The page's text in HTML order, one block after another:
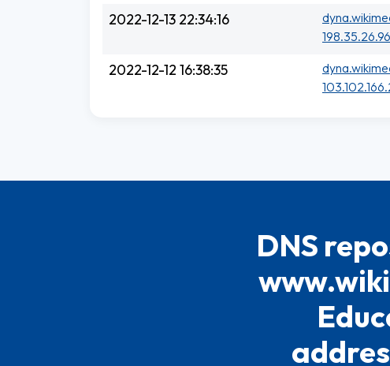
2022-12-13 22:34:16
198.35.26.96
2022-12-12 16:38:35
DNS